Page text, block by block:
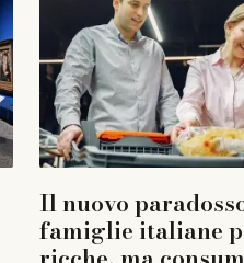
Il nuovo
famiglie italiane